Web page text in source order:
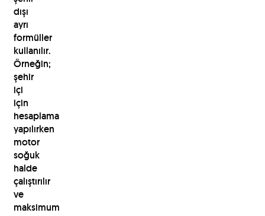
dışı
ayrı
formüller
kullanılır.
Örneğin;
şehir
içi
için
hesaplama
yapılırken
motor
soğuk
halde
çalıştırılır
ve
maksimum